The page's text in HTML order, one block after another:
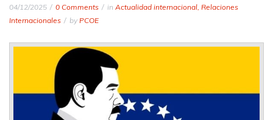
04/12/2025 0 Comments in Actualidad internacional Relaciones
Internacionales
by PCOE